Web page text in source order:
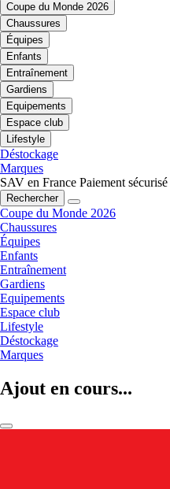
Coupe du Monde 2026
Chaussures
Équipes
Enfants
Entraînement
Gardiens
Equipements
Espace club
Lifestyle
Déstockage
Marques
SAV en France Paiement sécurisé
Rechercher
Coupe du Monde 2026
Chaussures
Équipes
Enfants
Entraînement
Gardiens
Equipements
Espace club
Lifestyle
Déstockage
Marques
Ajout en cours...